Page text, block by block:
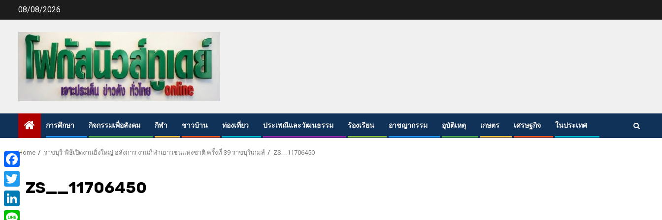
08/08/2026
การศึกษา กิจกรรมเพื่อสังคม กีฬา ชาวบ้าน ท่องเที่ยว ประเพณีและวัฒนธรรม ร้องเรียน อาชญากรรม อุบัติเหตุ เกษตร เศรษฐกิจ ในประเทศ
Home ราชบุรี-พิธีเปิดงานยิ่งใหญ่ อลังการ งานกีฬาเยาวชนแห่งชาติ ครั้งที่ 39 ราชบุรีเกมส์ ZS__11706450
ZS__11706450
Facebook
Twitter
LinkedIn